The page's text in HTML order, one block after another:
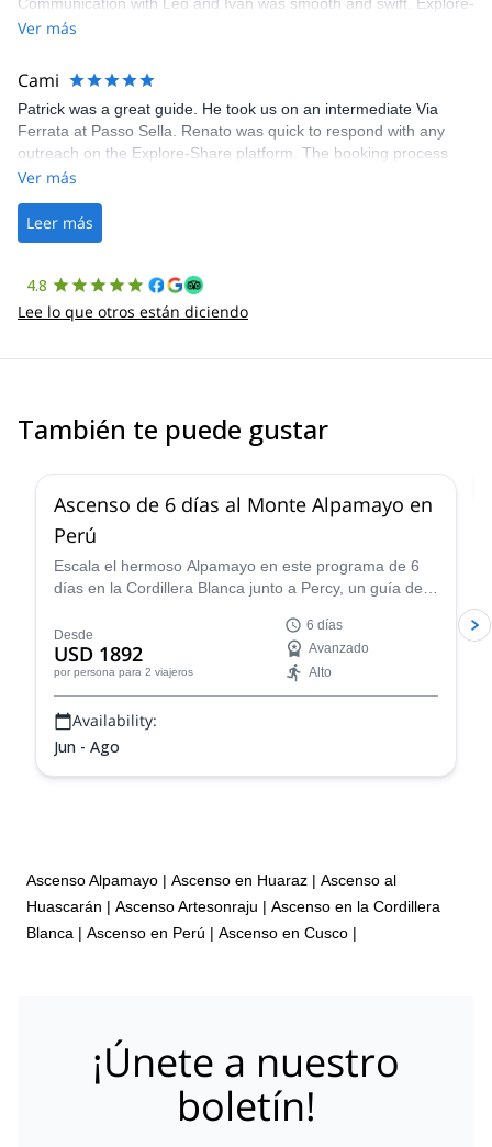
Share was excellent in arranging everything for our day climb.
making our adventure stress-free.
Ver más
Cami
Patrick was a great guide. He took us on an intermediate Via
Ferrata at Passo Sella. Renato was quick to respond with any
outreach on the Explore-Share platform. The booking process
was straightforward, and once Patrick was confirmed, all went
the platform.
Ver más
Leer más
4.8
Lee lo que otros están diciendo
También te puede gustar
Ascenso de 6 días al Monte Alpamayo en
Perú
Escala el hermoso Alpamayo en este programa de 6
días en la Cordillera Blanca junto a Percy, un guía de
experiencia de montañismo fantástica!
Desde
USD 1892
por persona para 2 viajeros
6 días
Avanzado
Alto
Availability:
Jun - Ago
Ascenso Alpamayo | Ascenso en Huaraz | Ascenso al
Huascarán | Ascenso Artesonraju | Ascenso en la Cordillera
Blanca | Ascenso en Perú | Ascenso en Cusco |
¡Únete a nuestro
boletín!